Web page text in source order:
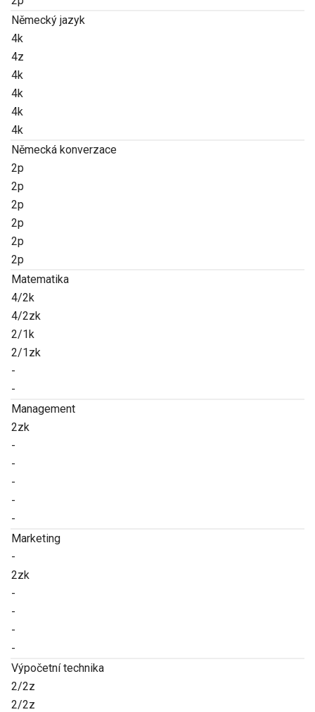
Německý jazyk
4k
4z
4k
4k
4k
4k
Německá konverzace
2p
2p
2p
2p
2p
2p
Matematika
4/2k
4/2zk
2/1k
2/1zk
-
-
Management
2zk
-
-
-
-
-
Marketing
-
2zk
-
-
-
-
Výpočetní technika
2/2z
2/2z